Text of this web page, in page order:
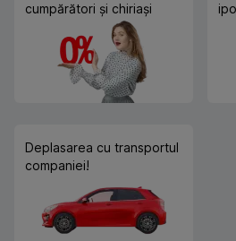
cumpărători și chiriași
Deplasarea cu transportul
companiei!